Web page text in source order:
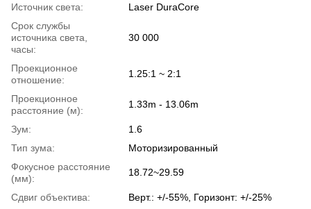
Источник света:
Laser DuraCore
Срок службы
источника света,
часы:
30 000
Проекционное
отношение:
1.25:1 ~ 2:1
Проекционное
расстояние (м):
1.33m - 13.06m
Зум:
1.6
Тип зума:
Моторизированный
Фокусное расстояние
(мм):
18.72~29.59
Сдвиг объектива:
Верт.: +/-55%, Горизонт: +/-25%